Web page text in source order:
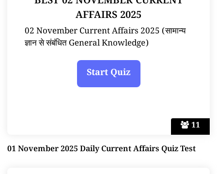
11
AFFAIRS 2025
02 November Current Affairs 2025 (सामान्य
ज्ञान से संबंधित General Knowledge)
01 November 2025 Daily Current Affairs Quiz Test